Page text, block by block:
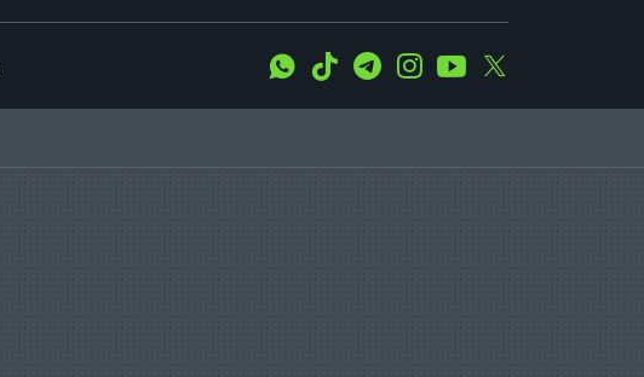
WhatsApp
Tiktok TelegramInstagramYoutube